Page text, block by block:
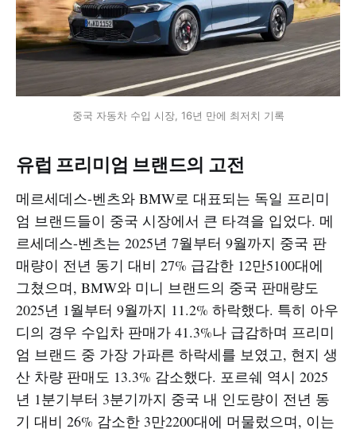
중국 자동차 수입 시장, 16년 만에 최저치 기록
유럽 프리미엄 브랜드의 고전
메르세데스-벤츠와 BMW로 대표되는 독일 프리미
엄 브랜드들이 중국 시장에서 큰 타격을 입었다. 메
르세데스-벤츠는 2025년 7월부터 9월까지 중국 판
매량이 전년 동기 대비 27% 급감한 12만5100대에
그쳤으며, BMW와 미니 브랜드의 중국 판매량도
2025년 1월부터 9월까지 11.2% 하락했다. 특히 아우
디의 경우 수입차 판매가 41.3%나 급감하며 프리미
엄 브랜드 중 가장 가파른 하락세를 보였고, 현지 생
산 차량 판매도 13.3% 감소했다. 포르쉐 역시 2025
년 1분기부터 3분기까지 중국 내 인도량이 전년 동
기 대비 26% 감소한 3만2200대에 머물렀으며, 이는